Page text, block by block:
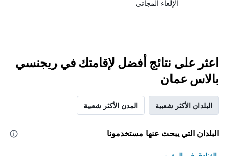
الإلغاء المجاني
اعثر على نتائج أفضل لإقامتك في ريجنسي
بالاس عمان
البلدان الأكثر شعبية المدن الأكثر شعبية
البلدان التي يبحث عنها مستخدمونا